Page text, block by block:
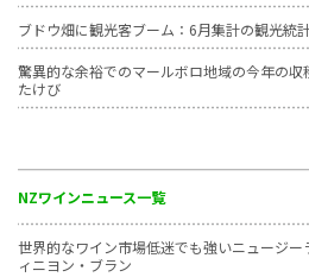
NZワインニュース一覧
世界的なワイン市場低迷でも強いニュージー
ィニヨン・ブラン
ブドウ畑に観光客ブーム：6月集計の観光統
驚異的な余裕でのマールボロ地域の今年の収
たけび